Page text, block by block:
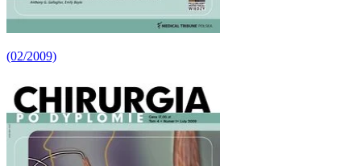
(02/2009)